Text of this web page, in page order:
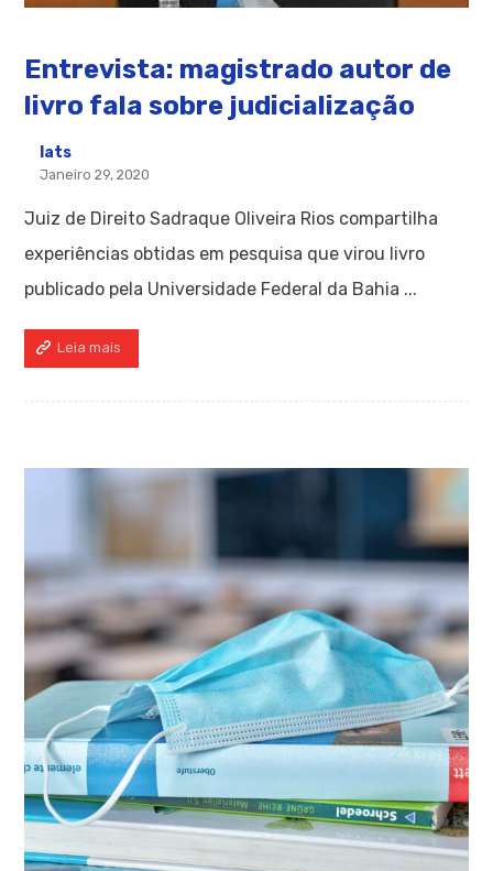
Entrevista: magistrado autor de
livro fala sobre judicialização
Iats
Janeiro 29, 2020
Juiz de Direito Sadraque Oliveira Rios compartilha
experiências obtidas em pesquisa que virou livro
publicado pela Universidade Federal da Bahia ...
Leia mais